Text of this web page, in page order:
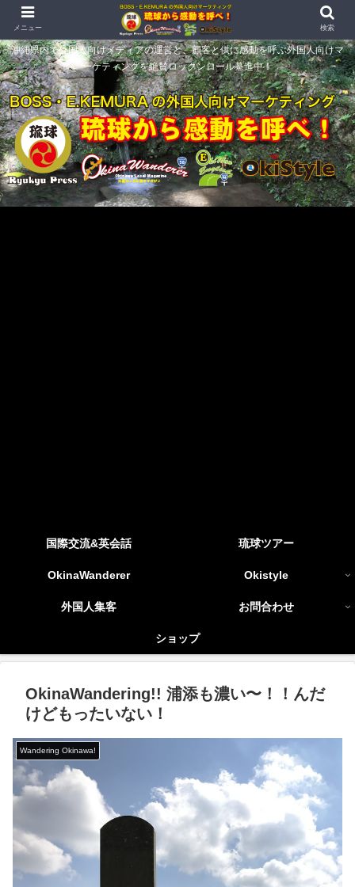
沖縄県内で外国人向けメディアの運営と、顧客と供に感動を呼ぶ外国人向けマ
ーケティングを絶賛ロックンロール驀進中！
国際交流&英会話 琉球ツアー
OkinaWanderer Okistyle
外国人集客 お問合わせ
ショップ
OkinaWandering!! 浦添も濃い〜！！んだ
けどもったいない！
Wandering Okinawa!
メニュー 検索